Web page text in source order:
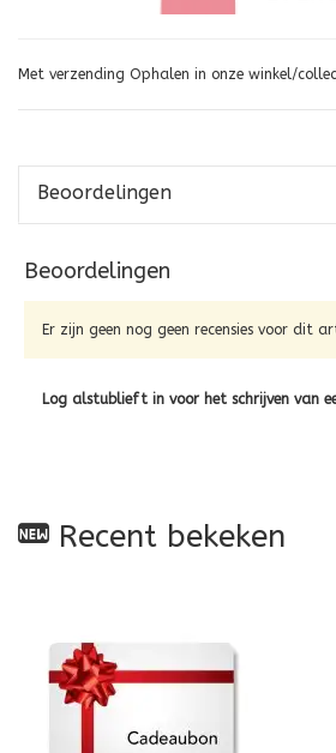
Met verzending Ophalen in onze winkel/
Beoordelingen
Beoordelingen
Er zijn geen nog geen recensies voor dit
Log alstublieft in voor het schrijven van
Recent bekeken